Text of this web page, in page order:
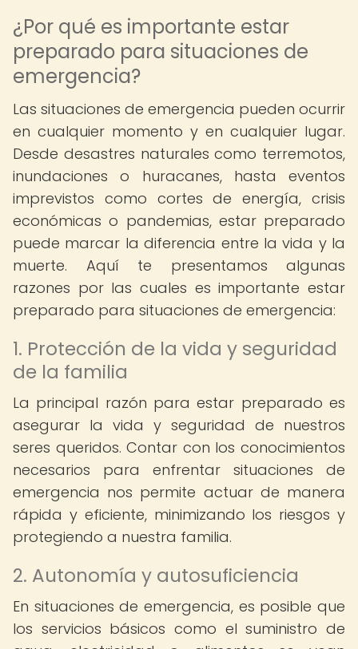
¿Por qué es importante estar
preparado para situaciones de
emergencia?
Las situaciones de emergencia pueden ocurrir
en cualquier momento y en cualquier lugar.
Desde desastres naturales como terremotos,
inundaciones o huracanes, hasta eventos
imprevistos como cortes de energía, crisis
económicas o pandemias, estar preparado
puede marcar la diferencia entre la vida y la
muerte. Aquí te presentamos algunas
razones por las cuales es importante estar
preparado para situaciones de emergencia:
1. Protección de la vida y seguridad
de la familia
La principal razón para estar preparado es
asegurar la vida y seguridad de nuestros
seres queridos. Contar con los conocimientos
necesarios para enfrentar situaciones de
emergencia nos permite actuar de manera
rápida y eficiente, minimizando los riesgos y
protegiendo a nuestra familia.
2. Autonomía y autosuficiencia
En situaciones de emergencia, es posible que
los servicios básicos como el suministro de